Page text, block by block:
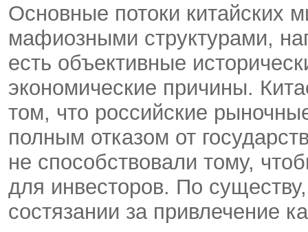
Основные потоки китайских
мафиозными структурами,
есть объективные
экономические причины.
том, что российские
полным отказом от
не способствовали тому,
для инвесторов. По
состязании за привлечение